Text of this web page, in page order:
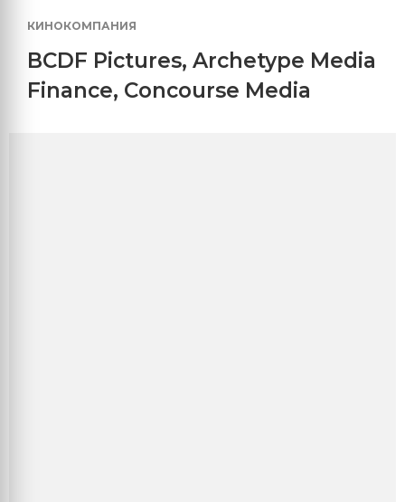
КИНОКОМПАНИЯ
BCDF Pictures, Archetype Media
Finance, Concourse Media